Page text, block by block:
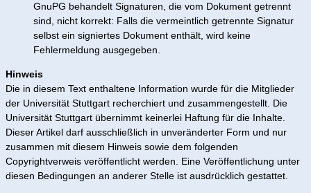
GnuPG behandelt Signaturen, die vom Dokument getrennt
sind, nicht korrekt: Falls die vermeintlich getrennte Signatur
selbst ein signiertes Dokument enthält, wird keine
Fehlermeldung ausgegeben.
Hinweis
Die in diesem Text enthaltene Information wurde für die Mitglieder
der Universität Stuttgart recherchiert und zusammengestellt. Die
Universität Stuttgart übernimmt keinerlei Haftung für die Inhalte.
Dieser Artikel darf ausschließlich in unveränderter Form und nur
zusammen mit diesem Hinweis sowie dem folgenden
Copyrightverweis veröffentlicht werden. Eine Veröffentlichung unter
diesen Bedingungen an anderer Stelle ist ausdrücklich gestattet.